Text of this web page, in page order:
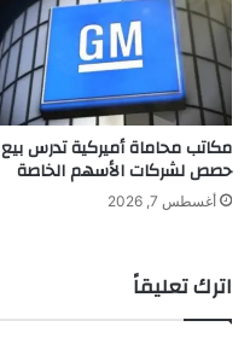
مكاتب محاماة أميركية تدرس بيع
حصص لشركات الأسهم الخاصة
أغسطس 7, 2026
اترك تعليقاً